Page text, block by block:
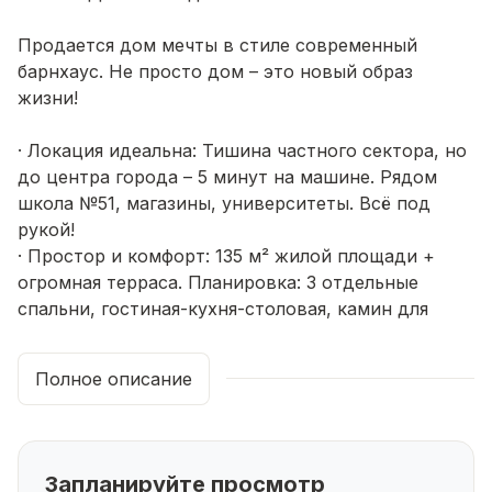
Продается дом мечты в стиле современный
барнхаус. Не просто дом – это новый образ
жизни!
· Локация идеальна: Тишина частного сектора, но
до центра города – 5 минут на машине. Рядом
школа №51, магазины, университеты. Всё под
рукой!
· Простор и комфорт: 135 м² жилой площади +
огромная терраса. Планировка: 3 отдельные
спальни, гостиная-кухня-столовая, камин для
кладовкой.
· Участок 7 соток: Полностью огорожен забором,
приватная территория.
Полное описание
Запланируйте просмотр